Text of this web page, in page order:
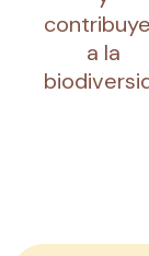
a la